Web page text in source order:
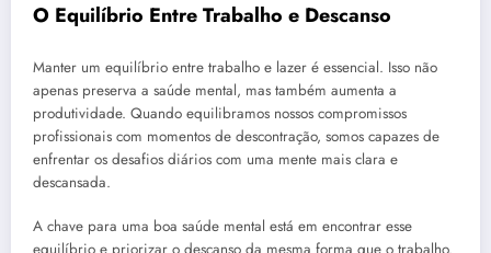
O Equilíbrio Entre Trabalho e Descanso
Manter um equilíbrio entre trabalho e lazer é essencial. Isso não
apenas preserva a saúde mental, mas também aumenta a
produtividade. Quando equilibramos nossos compromissos
profissionais com momentos de descontração, somos capazes de
enfrentar os desafios diários com uma mente mais clara e
descansada.
A chave para uma boa saúde mental está em encontrar esse